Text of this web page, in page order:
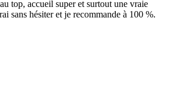
top, accueil super et surtout une vraie
sans hésiter et je recommande à 100 %.